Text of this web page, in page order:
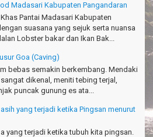
seru!
kami ke Gn.Semeru.
Barat
extreme, enjoy dan seru
Madasari Kabupaten Pangandaran
Pantai Madasari Kabupaten
suasana yang sejuk serta nuansa
Lobster bakar dan Ikan Bak...
Goa (Caving)
bebas semakin berkembang. Mendaki
dikenal, meniti tebing terjal,
puncak gunung es ata...
yang terjadi ketika Pingsan menurut
yang terjadi ketika tubuh kita pingsan.